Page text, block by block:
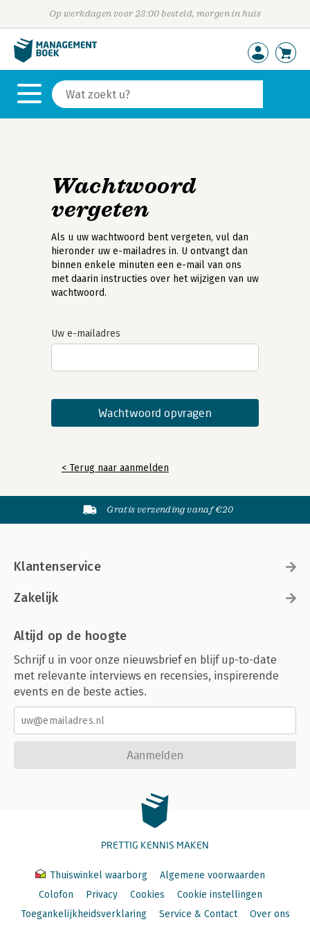
Op werkdagen voor 23:00 besteld, morgen in huis
Wachtwoord
vergeten
Als u uw wachtwoord bent vergeten, vul dan
hieronder uw e-mailadres in. U ontvangt dan
binnen enkele minuten een e-mail van ons
met daarin instructies over het wijzigen van uw
wachtwoord.
Uw e-mailadres
< Terug naar aanmelden
Gratis verzending vanaf €20
Klantenservice
Zakelijk
Altijd op de hoogte
Schrijf u in voor onze nieuwsbrief en blijf up-to-date
met relevante interviews en recensies, inspirerende
events en de beste acties.
Aanmelden
PRETTIG KENNIS MAKEN
Thuiswinkel waarborg
Algemene voorwaarden
Colofon
Privacy Cookies
Cookie instellingen
Toegankelijkheidsverklaring
Service & Contact Over ons